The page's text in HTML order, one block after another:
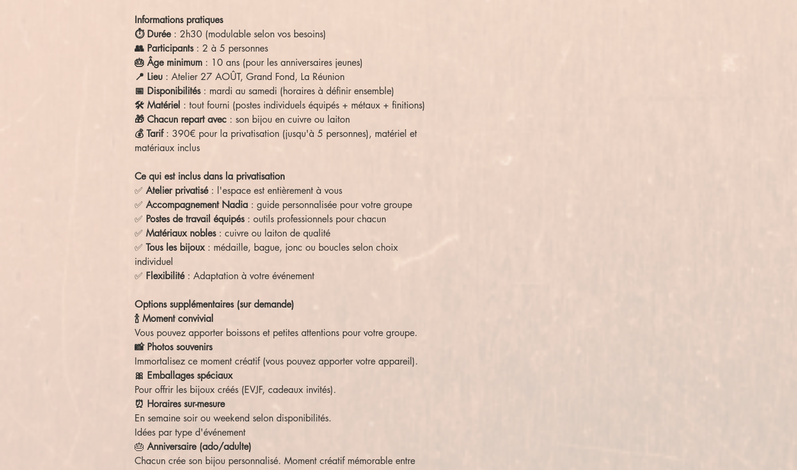
Informations pratiques
⏱️ Durée: 2h30 (modulable selon vos besoins)
👥 Participants: 2 à 5 personnes
🎂 Âge minimum : 10 ans (pour les anniversaires jeunes)
📍 Lieu : Atelier 27 AOÛT, Grand Fond, La Réunion
📅 Disponibilités: mardi au samedi (horaires à définir ensemble)
🛠️ Matériel : tout fourni (postes individuels équipés + métaux + finitions)
🎁 Chacun repart avec : son bijou en cuivre ou laiton
💰 Tarif: 390€ pour la privatisation (jusqu'à 5 personnes), matériel et
matériaux inclus
Ce qui est inclus dans la privatisation
✅ Atelier privatisé: l'espace est entièrement à vous
✅ Accompagnement Nadia : guide personnalisée pour votre groupe
✅ Postes de travail équipés: outils professionnels pour chacun
✅ Matériaux nobles: cuivre ou laiton de qualité
✅ Tous les bijoux: médaille, bague, jonc ou boucles selon choix
individuel
✅ Flexibilité: Adaptation à votre événement
Options supplémentaires (sur demande)
🍾 Moment convivial
Vous pouvez apporter boissons et petites attentions pour votre groupe.
📸 Photos souvenirs
Immortalisez ce moment créatif (vous pouvez apporter votre appareil).
🎀 Emballages spéciaux
Pour offrir les bijoux créés (EVJF, cadeaux invités).
⏰ Horaires sur-mesure
En semaine soir ou weekend selon disponibilités.
Idées par type d'événement
🎂 Anniversaire (ado/adulte)
Chacun crée son bijou personnalisé. Moment créatif mémorable entre